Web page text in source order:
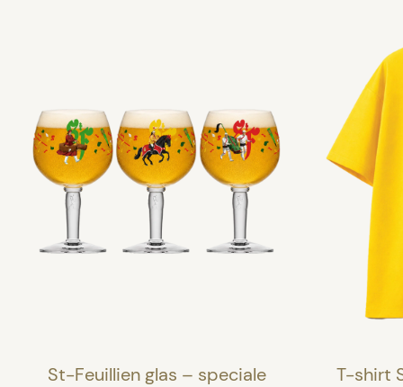
St-Feuillien glas – speciale
T-shirt